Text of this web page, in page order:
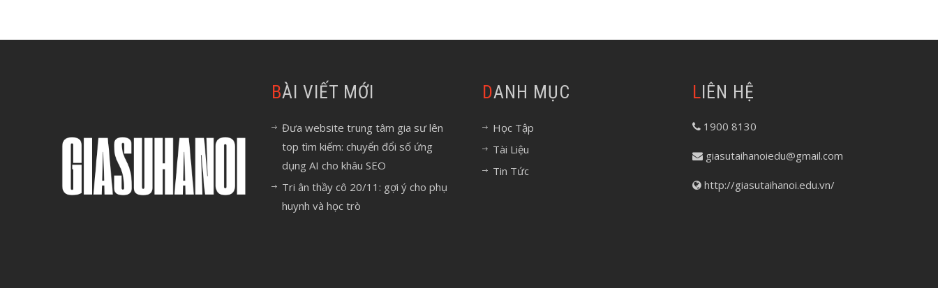
BÀI VIẾT MỚI
Đưa website trung tâm gia sư lên
top tìm kiếm: chuyển đổi số ứng
dụng AI cho khâu SEO
Tri ân thầy cô 20/11: gợi ý cho phụ
huynh và học trò
DANH MỤC
Học Tập
Tài Liệu
Tin Tức
LIÊN HỆ
1900 8130
giasutaihanoiedu@gmail.com
http://giasutaihanoi.edu.vn/